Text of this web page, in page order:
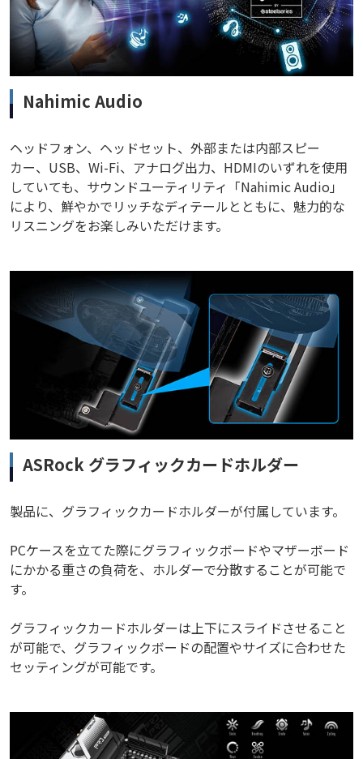
Nahimic Audio
ヘッドフォン、ヘッドセット、外部または内部スピー
カー、USB、Wi-Fi、アナログ出力、HDMIのいずれを使用
していても、サウンドユーティリティ「Nahimic Audio」
により、鮮やかでリッチなディテールとともに、魅力的な
リスニングをお楽しみいただけます。
ASRock グラフィックカードホルダー
製品に、グラフィックカードホルダーが付属しています。
PCケースを立てた際にグラフィックボードやマザーボード
にかかる重さの負荷を、ホルダーで分散することが可能で
す。
グラフィックカードホルダーは上下にスライドさせること
が可能で、グラフィックボードの配置やサイズに合わせた
セッティングが可能です。